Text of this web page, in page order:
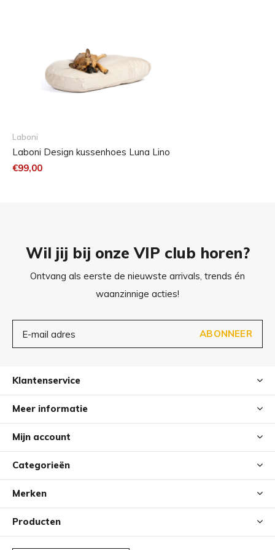
Laboni
Laboni Design kussenhoes Luna Lino
€99,00
Wil jij bij onze VIP club horen?
Ontvang als eerste de nieuwste arrivals, trends én
waanzinnige acties!
ABONNEER
Klantenservice
Meer informatie
Mijn account
Categorieën
Merken
Producten